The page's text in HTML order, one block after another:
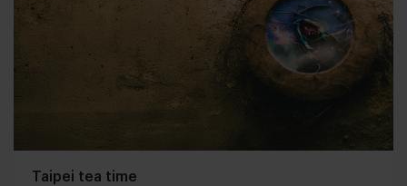
Taipei tea time